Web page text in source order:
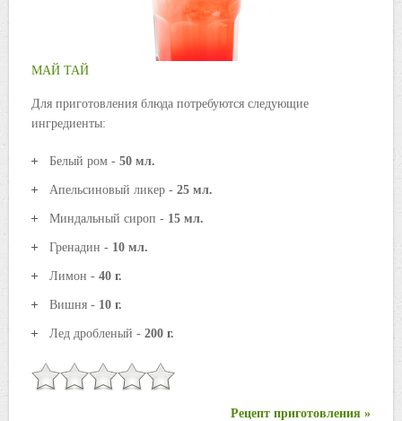
МАЙ ТАЙ
Для приготовления блюда потребуются следующие
ингредиенты:
Белый ром - 50 мл.
Апельсиновый ликер - 25 мл.
Миндальный сироп - 15 мл.
Гренадин - 10 мл.
Лимон - 40 г.
Вишня - 10 г.
Лед дробленый - 200 г.
Рецепт приготовления »